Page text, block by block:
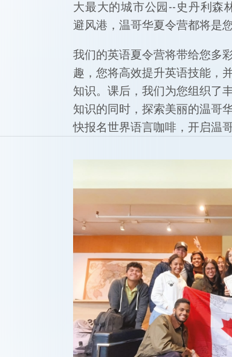
大最大的城市公园--史丹利森
避风港，温哥华夏令营都将是
我们的英语夏令营将带给您多
趣，您将高效提升英语技能，
知识。课后，我们为您组织了
知识的同时，探索美丽的温哥
快报名世界语言咖啡，开启温